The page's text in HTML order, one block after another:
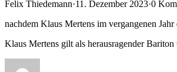
Felix Thiedemann·11. Dezember 2023·0
nachdem Klaus Mertens im vergangenen
Klaus Mertens gilt als herausragender